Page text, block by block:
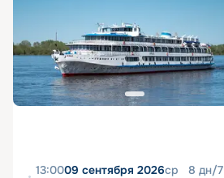
13:0009 сентября 2026ср 8 дн/7